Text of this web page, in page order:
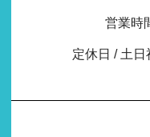
営業時
定休日 / 土